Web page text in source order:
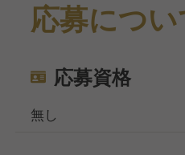
応募につい
応募資格
無し